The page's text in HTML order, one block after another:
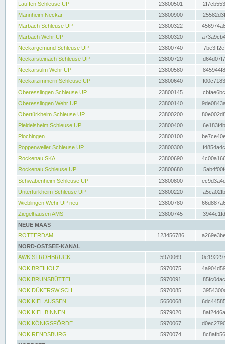
Lauffen Schleuse UP
23800501
Mannheim Neckar
23800900
Marbach Schleuse UP
23800322
Marbach Wehr UP
23800320
Neckargemünd Schleuse UP
23800740
Neckarsteinach Schleuse UP
23800720
Neckarsulm Wehr UP
23800580
Neckarzimmern Schleuse UP
23800640
Oberesslingen Schleuse UP
23800145
Oberesslingen Wehr UP
23800140
Obertürkheim Schleuse UP
23800200
Pleidelsheim Schleuse UP
23800400
Plochingen
23800100
Poppenweiler Schleuse UP
23800300
Rockenau SKA
23800690
Rockenau Schleuse UP
23800680
Schwabenheim Schleuse UP
23800800
Untertürkheim Schleuse UP
23800220
Wieblingen Wehr UP neu
23800780
Ziegelhausen AMS
23800745
NEUE MAAS
ROTTERDAM
123456786
NORD-OSTSEE-KANAL
AWK STROHBRÜCK
5970069
NOK BREIHOLZ
5970075
NOK BRUNSBÜTTEL
5970091
NOK DÜKERSWISCH
5970085
NOK KIEL AUSSEN
5650068
NOK KIEL BINNEN
5979020
NOK KÖNIGSFÖRDE
5970067
NOK RENDSBURG
5970074